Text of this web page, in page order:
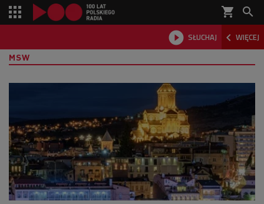
shopping_cart 
 SŁUCHAJ  WIĘCEJ

MSW